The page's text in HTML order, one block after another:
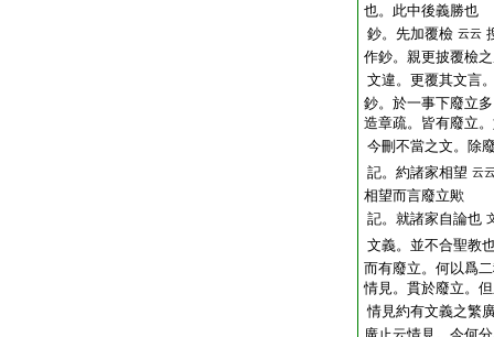
也。此中後義勝也
鈔。先加覆檢 云云
作鈔。親更披覆檢
文違。更覆其文言
鈔。於一事下廢立
造章疏。皆有廢立
今刪不當之文。除
記。約諸家相望 云
相望而言廢立歟
記。就諸家自論也
文義。並不合聖教
而有廢立。何以爲
情見。貫於廢立。
情見約有文義之繁